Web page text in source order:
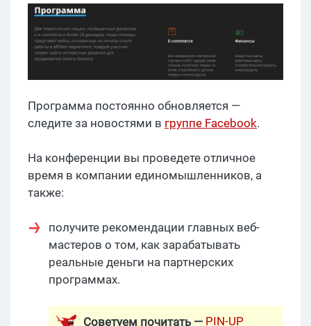
Программа постоянно обновляется —
следите за новостями в группе Facebook.
На конференции вы проведете отличное
время в компании единомышленников, а
также:
получите рекомендации главных веб-
мастеров о том, как зарабатывать
реальные деньги на партнерских
программах.
Советуем почитать — PIN-UP